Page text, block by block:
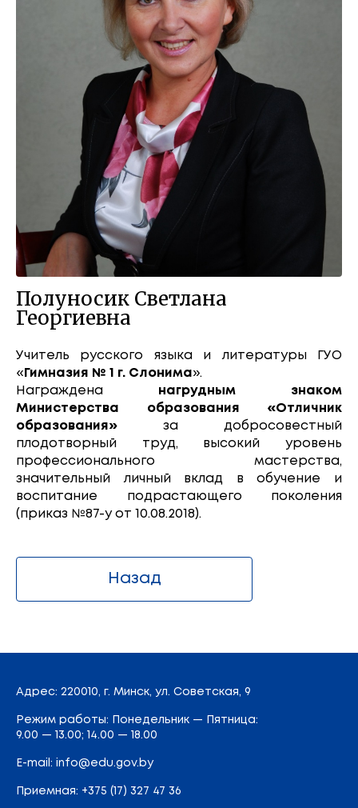
Полуносик Светлана
Георгиевна
Учитель русского языка и литературы ГУО
« Гимназия № 1 г. Слонима».
Награждена нагрудным знаком
Министерства образования «Отличник
образования» за добросовестный
плодотворный труд, высокий уровень
профессионального мастерства,
значительный личный вклад в обучение и
воспитание подрастающего поколения
(приказ №87-у от 10.08.2018).
Назад
Адрес: 220010, г. Минск, ул. Советская, 9
Режим работы: Понедельник — Пятница:
9.00 — 13.00; 14.00 — 18.00
E-mail: info@edu.gov.by
Приемная: +375 (17) 327 47 36